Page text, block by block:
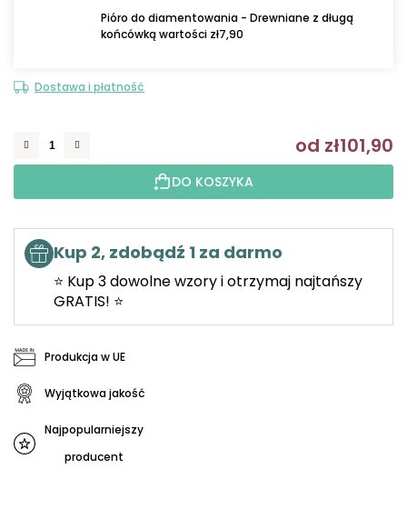
Pióro do diamentowania - Drewniane z długą
końcówką wartości zł7,90
Dostawa i płatność
od zł101,90
DO KOSZYKA
Kup 2, zdobądź 1 za darmo
⭐ Kup 3 dowolne wzory i otrzymaj najtańszy
GRATIS! ⭐
Produkcja w UE
Wyjątkowa jakość
Najpopularniejszy
producent